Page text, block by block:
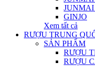
GINJO
Xem tất cả
RƯỢU TRUNG
SẢN PHẨM
RƯỢU
RƯỢU